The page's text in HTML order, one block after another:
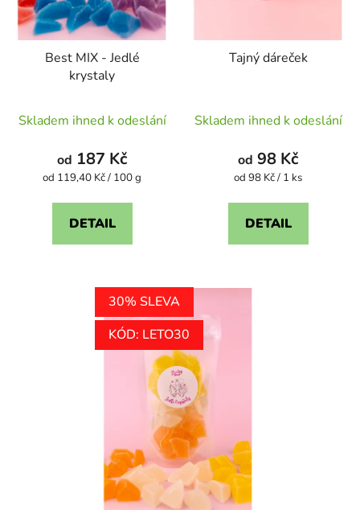
Best MIX - Jedlé
krystaly
hodnocení
produktu
je
z
Skladem ihned k odeslání
od 187 Kč
Měrná
od 119,40 Kč / 100 g
DETAIL
Tajný dáreček
hodnocení
produktu
je
z
Skladem ihned k odeslání
od 98 Kč
Měrná
od 98 Kč / 1 ks
DETAIL
30% SLEVA
KÓD: LETO30